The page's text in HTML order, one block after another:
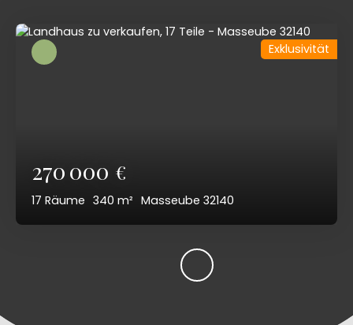
270 000 €
17 Räume 340 m² Masseube 32140
Exklusivität